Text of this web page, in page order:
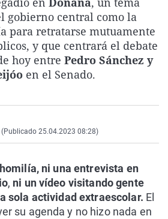
La rosa de los vientos
Gente viajera
Como el perro y el
Caso
Retornados
Equipo de
Operación Viuda
Extremadura
Galicia
La Rioja
Navarra
Virales
Televisión
Elecciones
gobierno central como la
para retratarse mutuamente
y que centrará el debate
hoy entre Pedro Sánchez y
en el Senado.
(Publicado 25.04.2023 08:28)
ni una entrevista en
, ni un vídeo visitando gente
sola actividad extraescolar. El
su agenda y no hizo nada en